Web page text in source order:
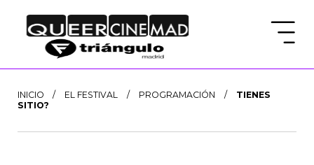
INICIO / EL FESTIVAL / PROGRAMACIÓN /
TIENES
SITIO?